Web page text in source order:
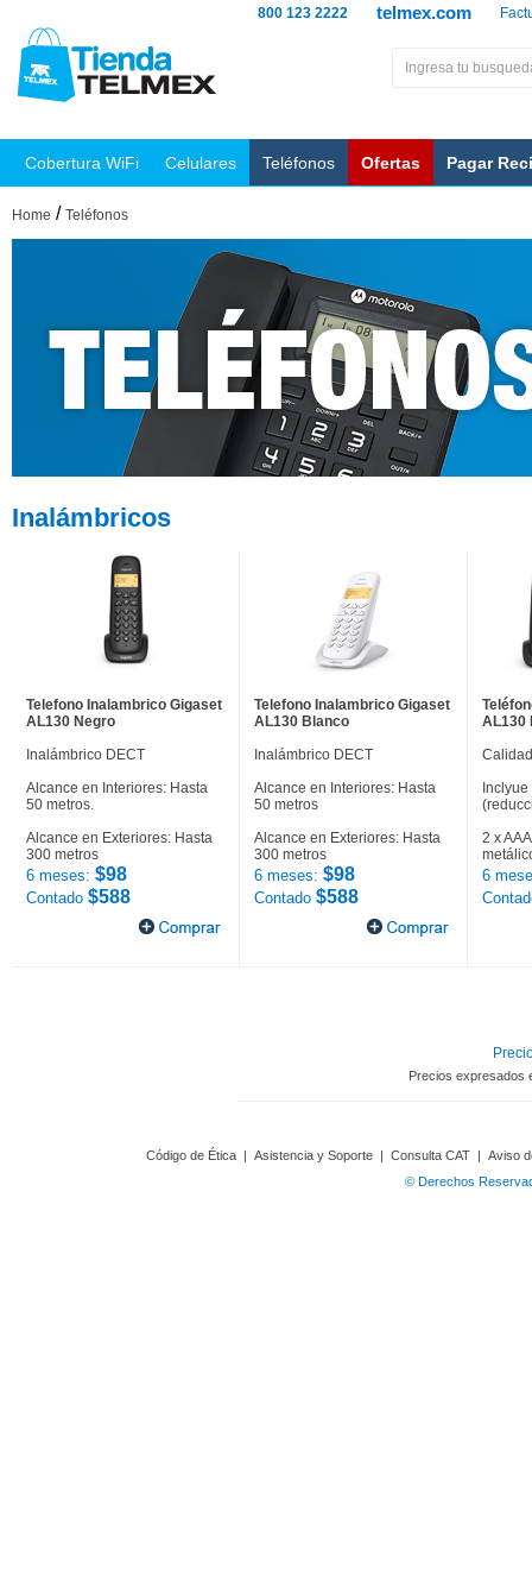
telmex.com
800 123 2222
Cobertura WiFi Celulares Teléfonos Ofertas Pagar
Home / Teléfonos
Inalámbricos
Telefono Inalambrico Gigaset
AL130 Negro
Inalámbrico DECT
Alcance en Interiores: Hasta
50 metros.
Alcance en Exteriores: Hasta
300 metros
6 meses: $98
Contado $588
Telefono Inalambrico Gigaset
AL130 Blanco
Inalámbrico DECT
Alcance en Interiores: Hasta
50 metros
Alcance en Exteriores: Hasta
300 metros
6 meses: $98
Contado $588
AL130
2 x
6
Precios expresados
Código de Ética | Asistencia y Soporte | Consulta CAT | Aviso
© Derechos